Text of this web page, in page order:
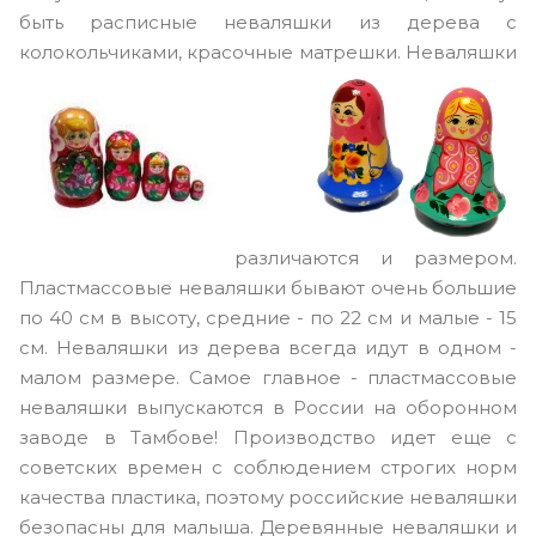
быть расписные неваляшки из дерева с
колокольчиками, красочные матрешки. Неваляшки
различаются и размером.
Пластмассовые неваляшки бывают очень большие
по 40 см в высоту, средние - по 22 см и малые - 15
см. Неваляшки из дерева всегда идут в одном -
малом размере. Самое главное - пластмассовые
неваляшки выпускаются в России на оборонном
заводе в Тамбове! Производство идет еще с
советских времен с соблюдением строгих норм
качества пластика, поэтому российские неваляшки
безопасны для малыша. Деревянные неваляшки и